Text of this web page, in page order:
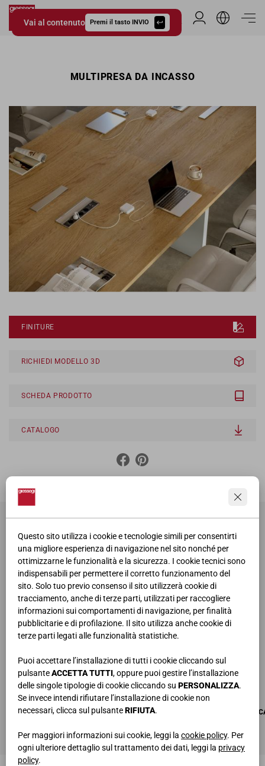
Questo sito utilizza i cookie e tecnologie simili per consentirti
una migliore esperienza di navigazione nel sito nonché per
ottimizzarne le funzionalità e la sicurezza. I cookie tecnici sono
indispensabili per permettere il corretto funzionamento del
sito. Solo tuo previo consenso il sito utilizzerà cookie di
tracciamento, anche di terze parti, utilizzati per raccogliere
informazioni sui comportamenti di navigazione, per finalità
pubblicitarie e di profilazione. Il sito utilizza anche cookie di
terze parti legati alle funzionalità statistiche.
Puoi accettare l’installazione di tutti i cookie cliccando sul
pulsanteACCETTA TUTTI, oppure puoi gestire l’installazione
delle singole tipologie di cookie cliccando su PERSONALIZZA.
Se invece intendi rifiutare l’installazione di cookie non
necessari, clicca sul pulsanteRIFIUTA.
Per maggiori informazioni sui cookie, leggi la cookie policy. Per
ogni ulteriore dettaglio sul trattamento dei dati, leggi la privacy
policy.
Vai al contenuto Premi il tasto INVIO
Giessegi.it
Area Riservata
MULTIPRESA DA INCASSO
FINITURE
RICHIEDI MODELLO 3D
SCHEDA PRODOTTO
CATALOGO
MULTIPRESA DA INCASSO CON 4 SCHUKO + 1 USB 5V (2 PORTE A+C) + 2 RJ